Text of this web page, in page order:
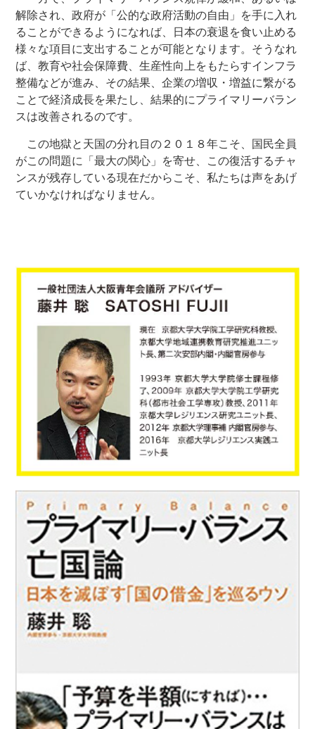
解除され、政府が「公的な政府活動の自由」を手に入れ
ることができるようになれば、日本の衰退を食い止める
様々な項目に支出することが可能となります。そうなれ
ば、教育や社会保障費、生産性向上をもたらすインフラ
整備などが進み、その結果、企業の増収・増益に繋がる
ことで経済成長を果たし、結果的にプライマリーバラン
スは改善されるのです。
この地獄と天国の分れ目の２０１８年こそ、国民全員
がこの問題に「最大の関心」を寄せ、この復活するチャ
ンスが残存している現在だからこそ、私たちは声をあげ
ていかなければなりません。